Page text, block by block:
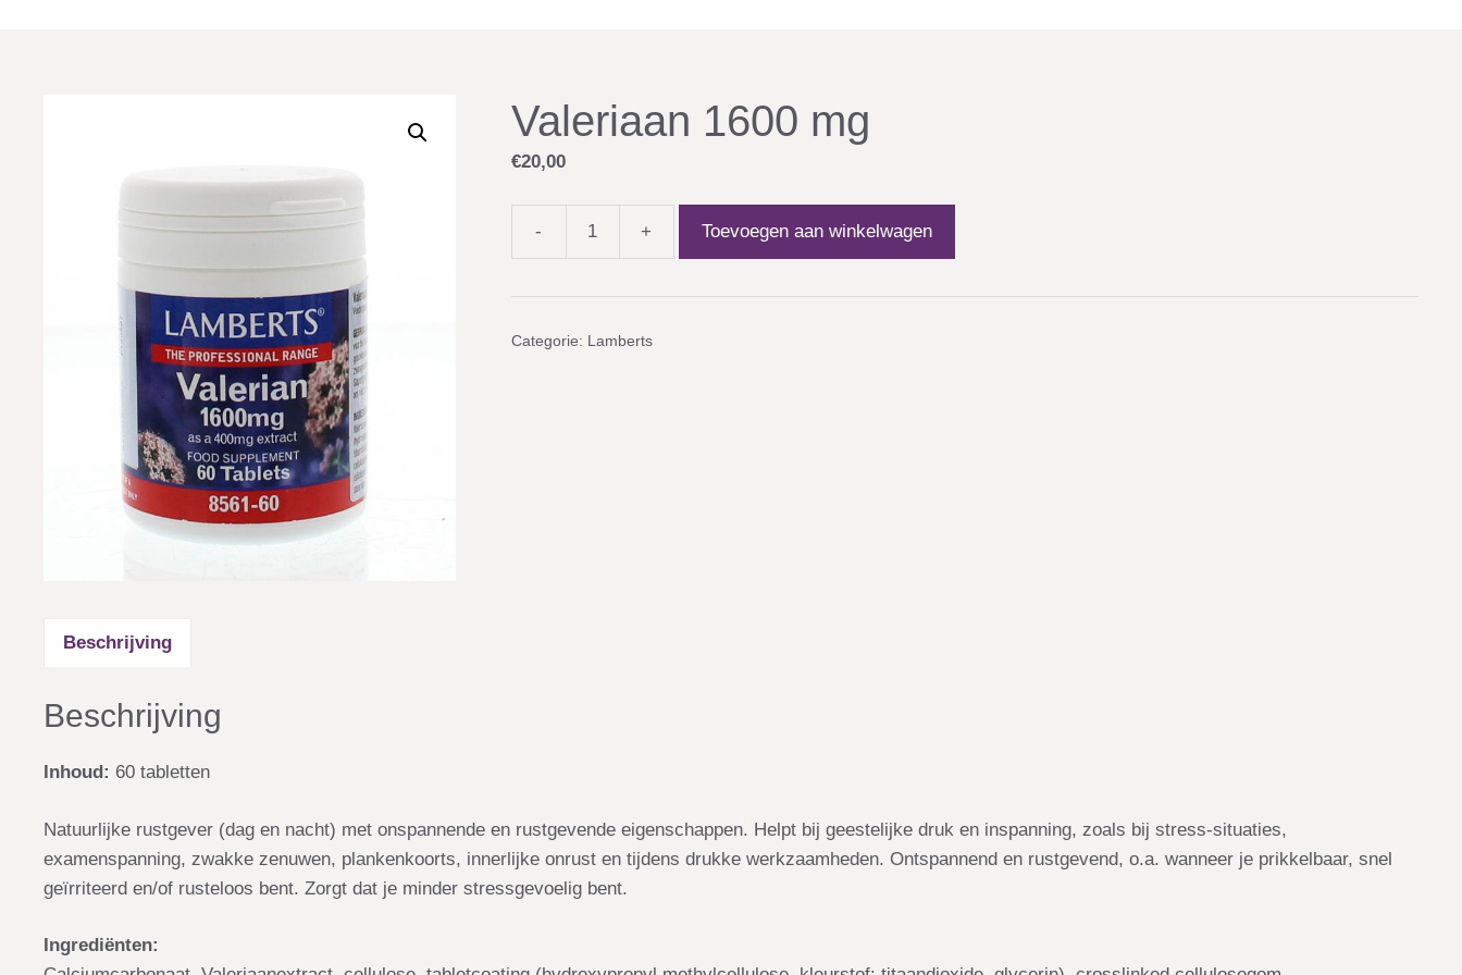
Valeriaan 1600 mg
€20,00
-
mg
aantal
+ Toevoegen aan winkelwagen
Categorie: Lamberts
Beschrijving
Beschrijving
Inhoud: 60 tabletten
Natuurlijke rustgever (dag en nacht) met onspannende en rustgevende eigenschappen. Helpt bij geestelijke druk en inspanning, zoals bij stress-situaties,
examenspanning, zwakke zenuwen, plankenkoorts, innerlijke onrust en tijdens drukke werkzaamheden. Ontspannend en rustgevend, o.a. wanneer je prikkelbaar, snel
geïrriteerd en/of rusteloos bent. Zorgt dat je minder stressgevoelig bent.
Ingrediënten: